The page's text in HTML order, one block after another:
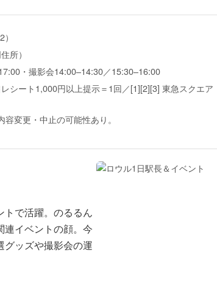
所）
・撮影会14:00–14:30／15:30–16:00
シート1,000円以上提示＝1回／[1][2][3] 東急スクエア
変更・中止の可能性あり。
トで活躍。のるるん
連イベントの顔。今
グッズや撮影会の運